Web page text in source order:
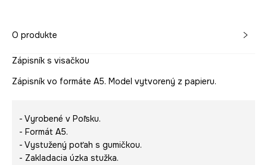
O produkte
Zápisník s visačkou
Zápisník vo formáte A5. Model vytvorený z papieru.
- Vyrobené v Poľsku.
- Formát A5.
- Vystužený poťah s gumičkou.
- Zakladacia úzka stužka.